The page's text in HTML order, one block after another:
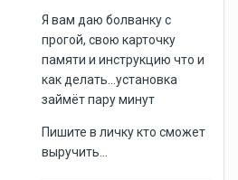
Я вам даю болванку с
прогой, свою карточку
памяти и инструкцию что и
как делать...установка
займёт пару минут
Пишите в личку кто сможет
выручить...